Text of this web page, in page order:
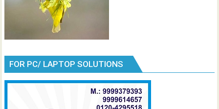
FOR PC/ LAPTOP SOLUTIONS